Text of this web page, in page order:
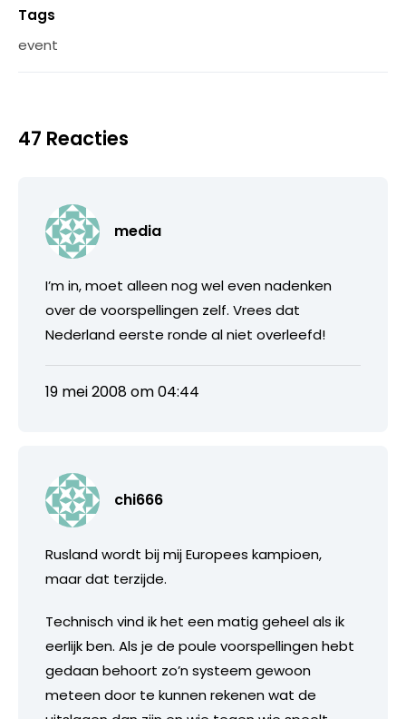
Tags
event
47 Reacties
media
I’m in, moet alleen nog wel even nadenken
over de voorspellingen zelf. Vrees dat
Nederland eerste ronde al niet overleefd!
19 mei 2008 om 04:44
chi666
Rusland wordt bij mij Europees kampioen,
maar dat terzijde.
Technisch vind ik het een matig geheel als ik
eerlijk ben. Als je de poule voorspellingen hebt
gedaan behoort zo’n systeem gewoon
meteen door te kunnen rekenen wat de